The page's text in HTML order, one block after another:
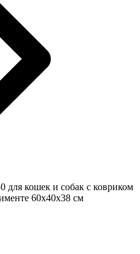
для кошек и собак с ковриком
60х40х38 см